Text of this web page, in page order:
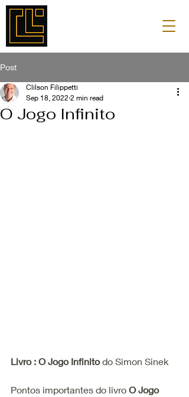
Post
O Jogo Infinito
Clilson Filippetti
Sep 18, 2022 2 min read
Livro : O Jogo Infinito do Simon Sinek
Pontos importantes do livro O Jogo